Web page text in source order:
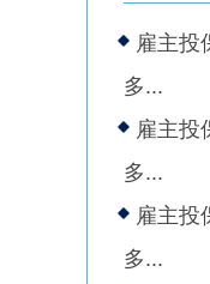
雇主投
多...
雇主投
多...
雇主投
多...